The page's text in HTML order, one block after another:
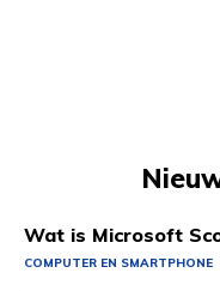
Wat is Microsoft
COMPUTER EN SMARTPHONE